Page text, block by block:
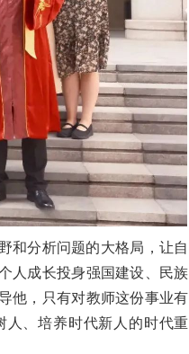
和分析问题的大格局，让自
人成长投身强国建设、民族
他，只有对教师这份事业有
人、培养时代新人的时代重